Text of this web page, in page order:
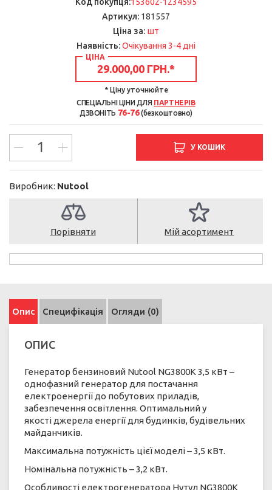
Артикул: 181557
Ціна за: шт
Наявність:Очікування 3-4 дні
ЦІНА
29.000,00 ГРН.*
* Ціну уточнюйте
СПЕЦІАЛЬНІ ЦІНИ ДЛЯ ПАРТНЕРІВ
ДЗВОНІТЬ 76-76(безкоштовно)
У КОШИК
Виробник: Nutool
Порівняти Мій асортимент
Опис Специфікація Огляди (0)
ОПИС
Генератор бензиновий Nutool NG3800К 3,5 кВт –
однофазний генератор для постачання
електроенергії до побутових приладів,
забезпечення освітлення. Оптимальний у
якості джерела енергії для будинків, будівельних
майданчиків.
Максимальна потужність цієї моделі – 3,5 кВт.
Номінальна потужність – 3,2 кВт.
Особливості електрогенератора Нутул NG3800К